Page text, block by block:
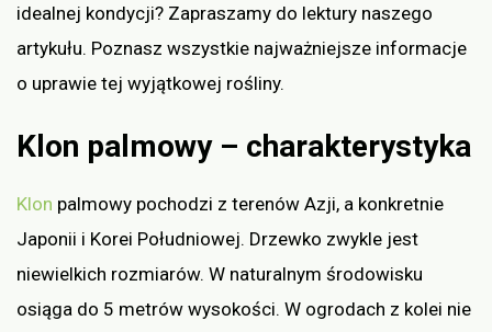
idealnej kondycji? Zapraszamy do lektury naszego
artykułu. Poznasz wszystkie najważniejsze informacje
o uprawie tej wyjątkowej rośliny.
Klon palmowy – charakterystyka
Klon palmowy pochodzi z terenów Azji, a konkretnie
Japonii i Korei Południowej. Drzewko zwykle jest
niewielkich rozmiarów. W naturalnym środowisku
osiąga do 5 metrów wysokości. W ogrodach z kolei nie